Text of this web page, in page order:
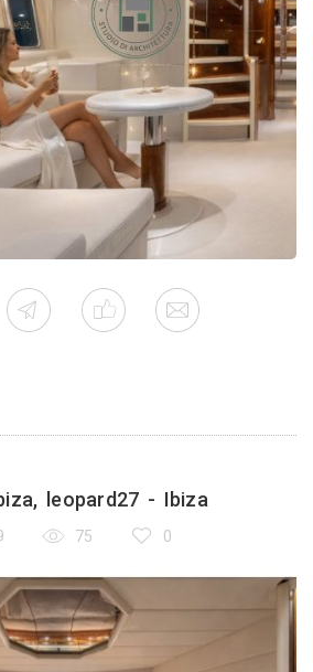
leopard27 - Ibiza
75 0